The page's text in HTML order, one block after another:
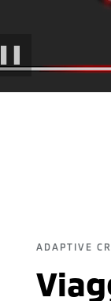
PAUSE
ADAPTIVE